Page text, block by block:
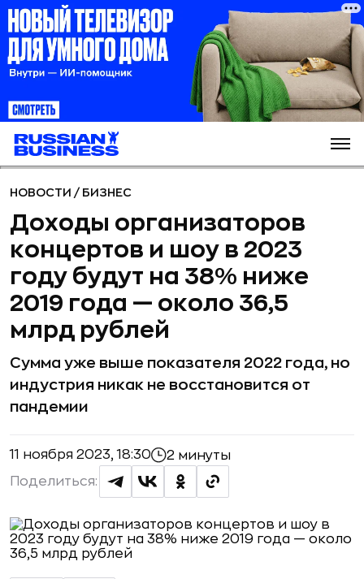
НОВОСТИ / БИЗНЕС
Доходы организаторов
концертов и шоу в 2023
году будут на 38% ниже
2019 года — около 36,5
млрд рублей
Сумма уже выше показателя 2022 года, но
индустрия никак не восстановится от
пандемии
11 ноября 2023, 18:30 2 минуты
Поделиться: